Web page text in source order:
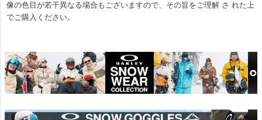
像の色目が若干異なる場合もございますので、その旨をご理解 さ れた上
でご購入ください。